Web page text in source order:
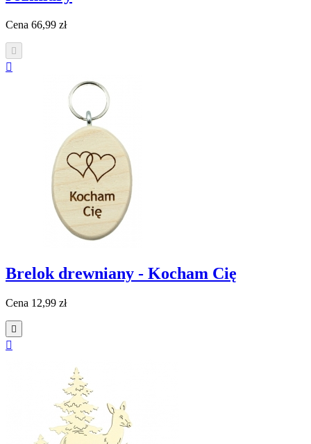
Cena 66,99 zł


Brelok drewniany - Kocham Cię
Cena 12,99 zł

